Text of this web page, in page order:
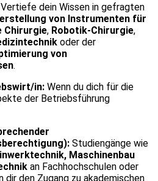
Vertiefe dein Wissen in gefragten
von Instrumenten für
Chirurgie, Robotik-Chirurgie,
oder der
von
.
in: Wenn du dich für die
der Betriebsführung
Studiengänge wie
Maschinenbau
an Fachhochschulen oder
dir den Zugang zu akademischen